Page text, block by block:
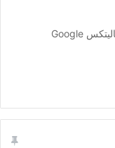
شرح كيفية ربط مدونة بلوجر بخدمات جوجل أناليتكس Google